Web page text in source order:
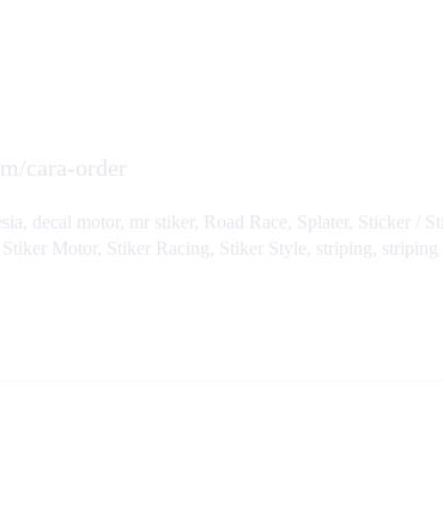
cara-order
decal motor mr stiker Road Race Splater Sticker /
Stiker Motor Stiker Racing Stiker Style striping striping